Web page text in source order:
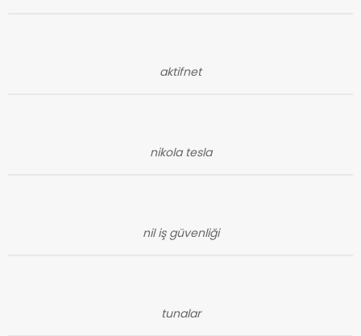
aktifnet
nikola tesla
nil iş güvenliği
tunalar